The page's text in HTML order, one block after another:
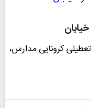
کرونایی مدارس،